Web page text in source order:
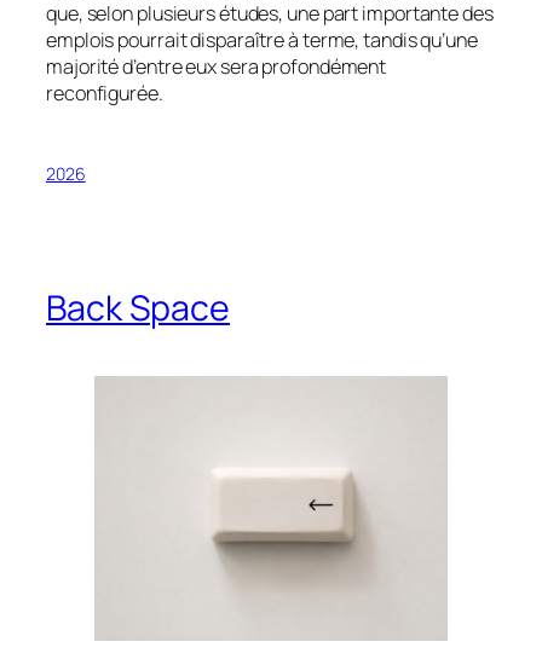
que, selon plusieurs études, une part importante des
emplois pourrait disparaître à terme, tandis qu’une
majorité d’entre eux sera profondément
reconfigurée.
2026
Back Space